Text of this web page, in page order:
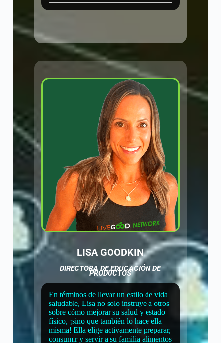
LISA GOODKIN
DIRECTORA DE EDUCACIÓN DE
PRODUCTOS
En términos de llevar un estilo de vida
saludable, Lisa no solo instruye a otros
sobre cómo mejorar su salud y estado
físico, ¡sino que también lo hace ella
misma! Ella elige activamente preparar,
consumir y servir a su familia alimentos